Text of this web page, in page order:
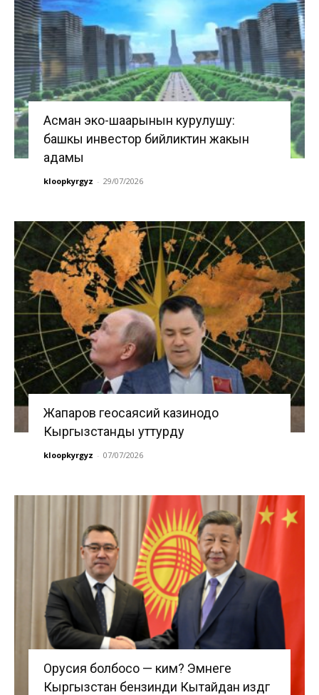
Асман эко-шаарынын курулушу:
башкы инвестор бийликтин жакын
адамы
kloopkyrgyz - 29/07/2026
Жапаров геосаясий казинодо
Кыргызстанды уттурду
kloopkyrgyz - 07/07/2026
Орусия болбосо — ким? Эмнеге
Кыргызстан бензинди Кытайдан издөөгө